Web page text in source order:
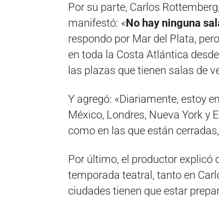
Por su parte, Carlos
manifestó: «No hay ninguna
respondo por Mar del Plata, pero
en toda la Costa Atlántica
las plazas que tienen salas de
Y agregó: «Diariamente, estoy
México, Londres, Nueva York y
como en las que están
Por último, el productor explicó
temporada teatral, tanto en
ciudades tienen que estar